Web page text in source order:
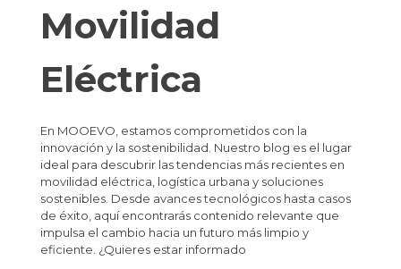
Movilidad
Eléctrica
En MOOEVO, estamos comprometidos con la
innovación y la sostenibilidad. Nuestro blog es el lugar
ideal para descubrir las tendencias más recientes en
movilidad eléctrica, logística urbana y soluciones
sostenibles. Desde avances tecnológicos hasta casos
de éxito, aquí encontrarás contenido relevante que
impulsa el cambio hacia un futuro más limpio y
eficiente. ¿Quieres estar informado